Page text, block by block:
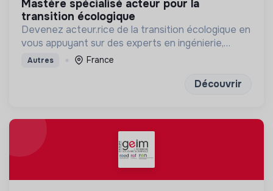
mastère spécialisé acteur pour la
transition écologique
Devenez acteur.rice de la transition écologique en
vous appuyant sur des experts en ingénierie,
urbanisme, design et management
Autres France
Découvrir